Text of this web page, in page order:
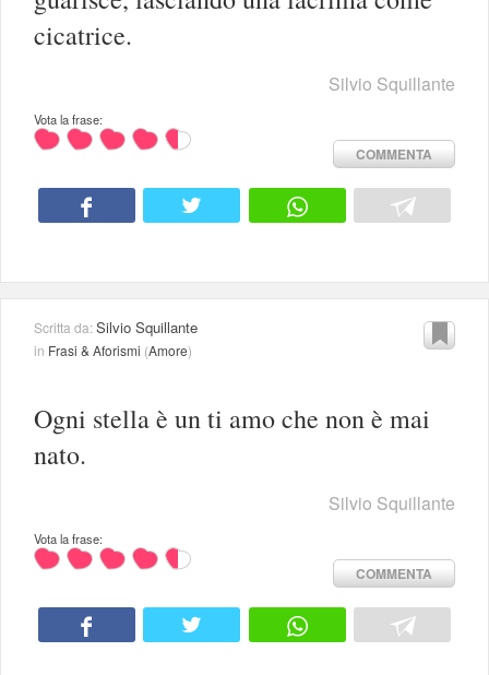
cicatrice.
Silvio Squillante
Vota la frase:
COMMENTA
Scritta da:Silvio Squillante
in Frasi & Aforismi (Amore)
Ogni stella è un ti amo che non è mai
nato.
Silvio Squillante
Vota la frase:
COMMENTA